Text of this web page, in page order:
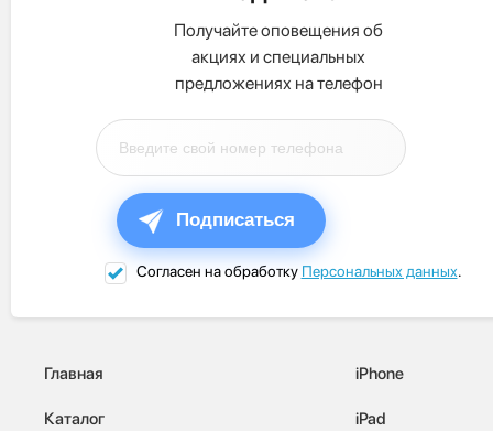
Получайте оповещения об
акциях и специальных
предложениях на телефон
Подписаться
Согласен на обработку Персональных данных.
Главная
Каталог
iPhone
iPad